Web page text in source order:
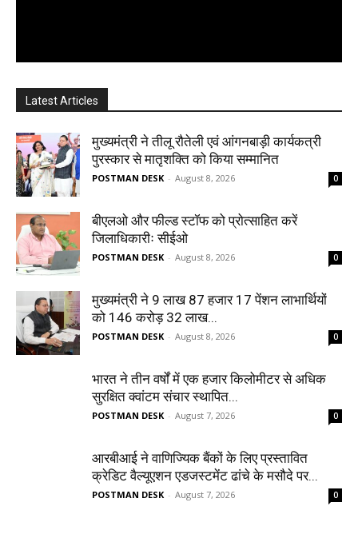
Latest Articles
मुख्यमंत्री ने तीलू रौतेली एवं आंगनबाड़ी कार्यकत्री
पुरस्कार से मातृशक्ति को किया सम्मानित
POSTMAN DESK - August 8, 2026 0
बीएलओ और फील्ड स्टॉफ को प्रोत्साहित करें
जिलाधिकारीः सीईओ
POSTMAN DESK - August 8, 2026 0
मुख्यमंत्री ने 9 लाख 87 हजार 17 पेंशन लाभार्थियों
को 146 करोड़ 32 लाख...
POSTMAN DESK - August 8, 2026 0
भारत ने तीन वर्षों में एक हजार किलोमीटर से अधिक
सुरक्षित क्वांटम संचार स्थापित...
POSTMAN DESK - August 7, 2026 0
आरबीआई ने वाणिज्यिक बैंकों के लिए प्रस्तावित
क्रेडिट वैल्यूएशन एडजस्टमेंट ढांचे के मसौदे पर...
POSTMAN DESK - August 7, 2026 0